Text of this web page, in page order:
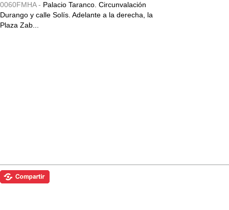
0060FMHA - Palacio Taranco. Circunvalación
Durango y calle Solís. Adelante a la derecha, la
Plaza Zab...